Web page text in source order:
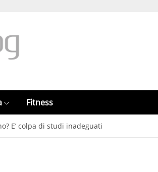
Fitness
E’ colpa di studi inadeguati